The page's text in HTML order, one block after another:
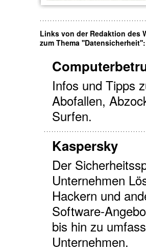
Links von der Redaktion des
zum Thema ''Datensicherheit'':
Infos und Tipps
Abofallen,
Surfen.
Kaspersky
Der
Unternehmen
Hackern und
Software-
bis hin zu
Unternehmen.